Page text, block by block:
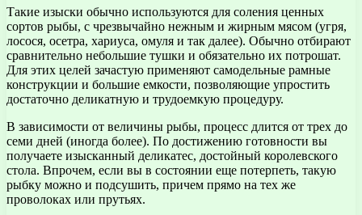
Такие изыски обычно используются для соления ценных
сортов рыбы, с чрезвычайно нежным и жирным мясом (угря,
лосося, осетра, хариуса, омуля и так далее). Обычно отбирают
сравнительно небольшие тушки и обязательно их потрошат.
Для этих целей зачастую применяют самодельные рамные
конструкции и большие емкости, позволяющие упростить
достаточно деликатную и трудоемкую процедуру.
В зависимости от величины рыбы, процесс длится от трех до
семи дней (иногда более). По достижению готовности вы
получаете изысканный деликатес, достойный королевского
стола. Впрочем, если вы в состоянии еще потерпеть, такую
рыбку можно и подсушить, причем прямо на тех же
проволоках или прутьях.